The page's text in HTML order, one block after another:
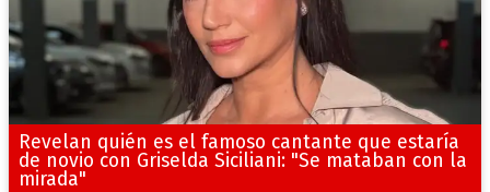
Revelan quién es el famoso cantante que estaría
de novio con Griselda Siciliani: "Se mataban con la
mirada"